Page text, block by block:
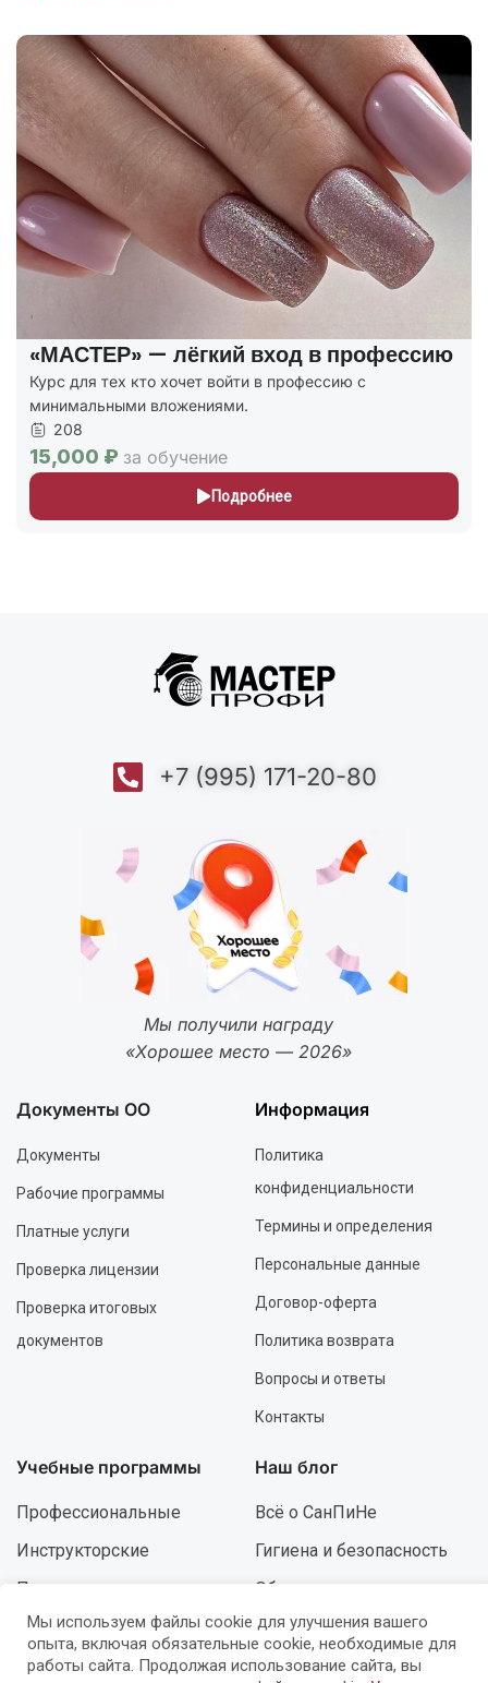
«МАСТЕР» — лёгкий вход в профессию
Курс для тех кто хочет войти в профессию с
минимальными вложениями.
208
15,000 ₽ за обучение
Подробнее
+7 (995) 171-20-80
Мы получили награду
«Хорошее место — 2026»
Документы ОО
Документы
Рабочие программы
Платные услуги
Проверка лицензии
Проверка итоговых
документов
Информация
Политика
конфиденциальности
Термины и определения
Персональные данные
Договор-оферта
Политика возврата
Вопросы и ответы
Контакты
Учебные программы
Профессиональные
Инструкторские
Повышение
квалификации
Роспись и дизайн
Наш блог
Всё о СанПиНе
Гигиена и безопасность
Образование и курсы
Ошибки и решения
Развитие и карьера
Мы используем файлы cookie для улучшения вашего
опыта, включая обязательные cookie, необходимые для
работы сайта. Продолжая использование сайта, вы